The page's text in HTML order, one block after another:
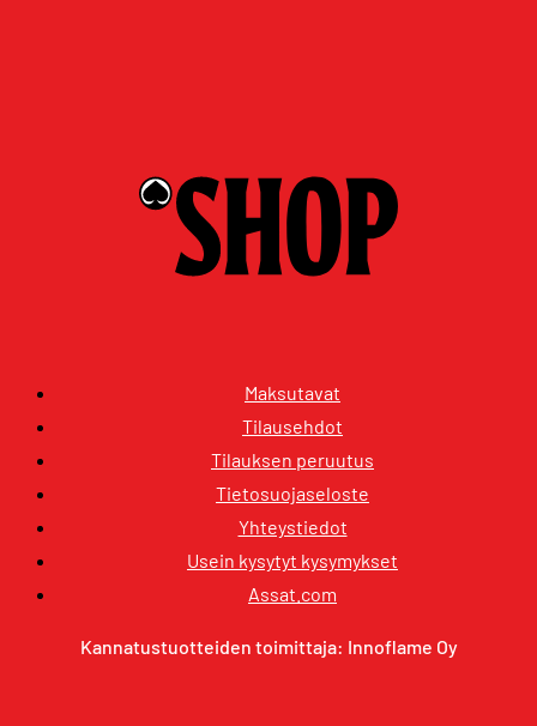
Maksutavat
Tilausehdot
Tilauksen peruutus
Tietosuojaseloste
Yhteystiedot
Usein kysytyt kysymykset
Assat.com
Kannatustuotteiden toimittaja: Innoflame Oy